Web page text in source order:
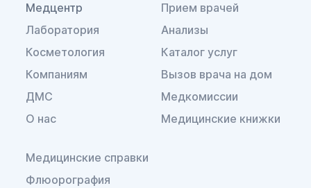
Медцентр
Лаборатория
Косметология
Компаниям
ДМС
О нас
Прием врачей
Анализы
Каталог услуг
Вызов врача на дом
Медкомиссии
Медицинские книжки
Медицинские справки
Флюорография